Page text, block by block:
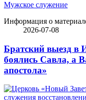
Мужское служение
Информация о
2026-07-08
Братский выезд в
боялись Савла, а
апостола»